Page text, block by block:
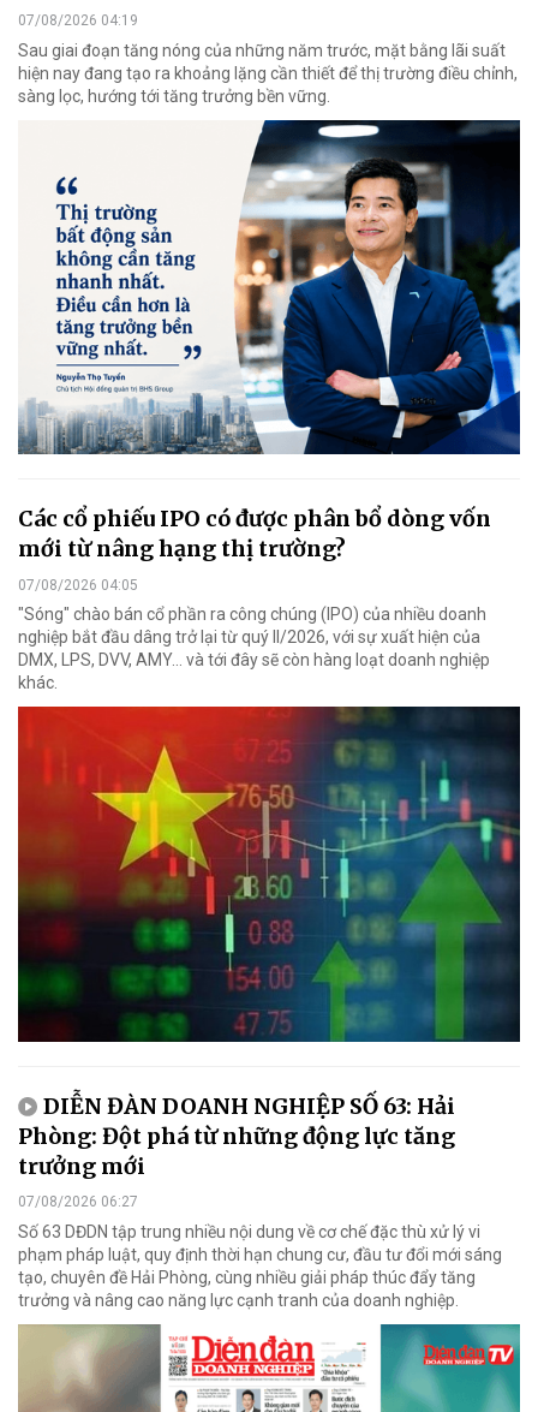
07/08/2026 04:19
Sau giai đoạn tăng nóng của những năm trước, mặt bằng lãi suất
hiện nay đang tạo ra khoảng lặng cần thiết để thị trường điều chỉnh,
sàng lọc, hướng tới tăng trưởng bền vững.
Các cổ phiếu IPO có được phân bổ dòng vốn
mới từ nâng hạng thị trường?
07/08/2026 04:05
"Sóng" chào bán cổ phần ra công chúng (IPO) của nhiều doanh
nghiệp bắt đầu dâng trở lại từ quý II/2026, với sự xuất hiện của
DMX, LPS, DVV, AMY... và tới đây sẽ còn hàng loạt doanh nghiệp
khác.
DIỄN ĐÀN DOANH NGHIỆP SỐ 63: Hải
Phòng: Đột phá từ những động lực tăng
trưởng mới
07/08/2026 06:27
Số 63 DĐDN tập trung nhiều nội dung về cơ chế đặc thù xử lý vi
phạm pháp luật, quy định thời hạn chung cư, đầu tư đổi mới sáng
tạo, chuyên đề Hải Phòng, cùng nhiều giải pháp thúc đẩy tăng
trưởng và nâng cao năng lực cạnh tranh của doanh nghiệp.